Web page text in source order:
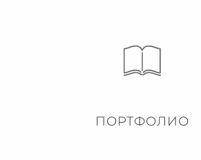
ПОРТФОЛИО